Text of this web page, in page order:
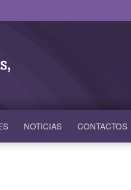
NOTICIAS CONTACTOS